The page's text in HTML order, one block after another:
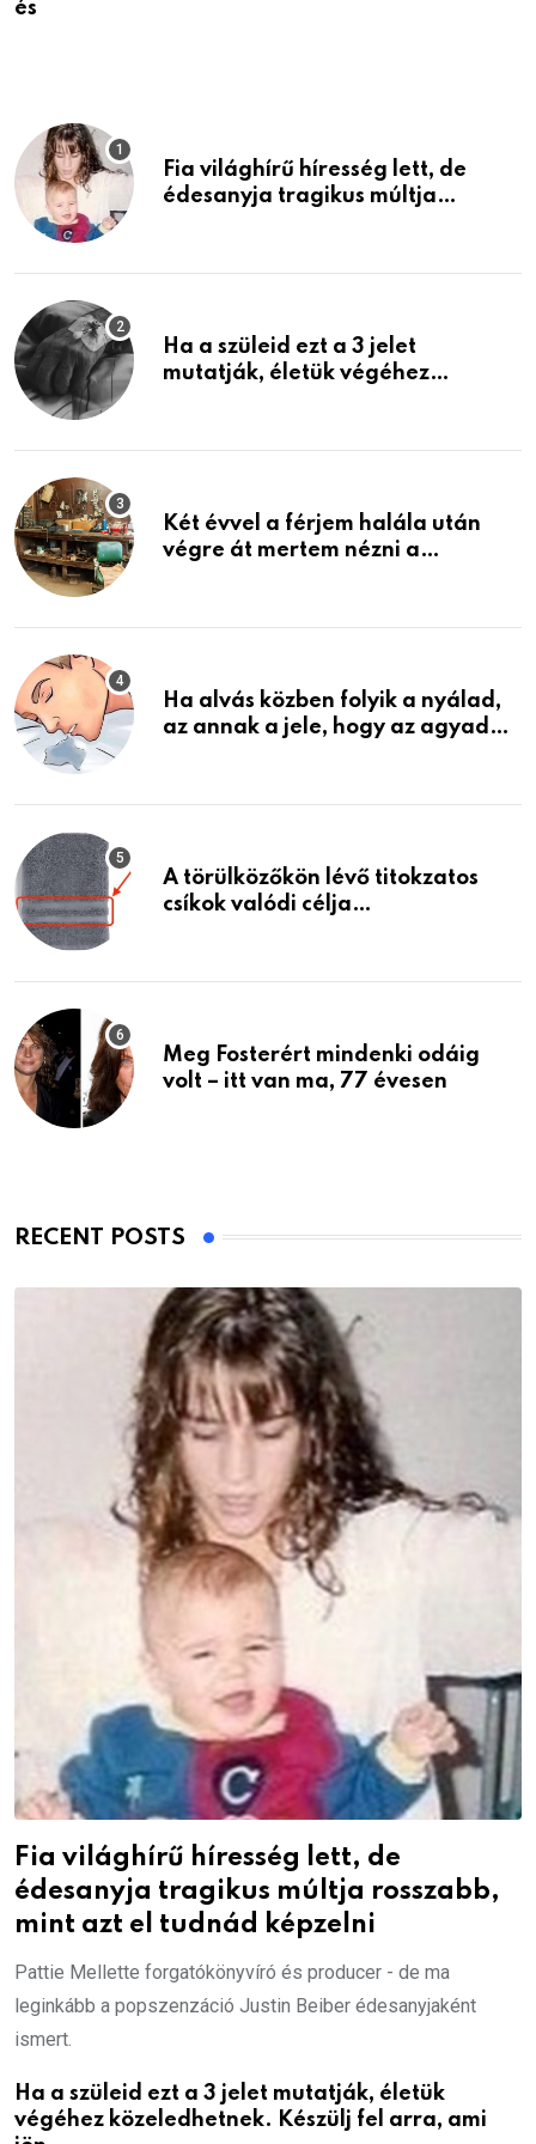
és
Fia világhírű híresség lett, de
édesanyja tragikus múltja
Ha a szüleid ezt a 3 jelet
mutatják, életük végéhez
Két évvel a férjem halála után
végre át mertem nézni a
életemet
Ha alvás közben folyik a nyálad,
az annak a jele, hogy az agyad…
A törülközőkön lévő titokzatos
csíkok valódi célja…
Meg Fosterért mindenki odáig
volt – itt van ma, 77 évesen
RECENT POSTS
Fia világhírű híresség lett, de
édesanyja tragikus múltja rosszabb,
mint azt el tudnád képzelni
Pattie Mellette forgatókönyvíró és producer - de ma
leginkább a popszenzáció Justin Beiber édesanyjaként
ismert.
Ha a szüleid ezt a 3 jelet mutatják, életük
végéhez közeledhetnek. Készülj fel arra, ami